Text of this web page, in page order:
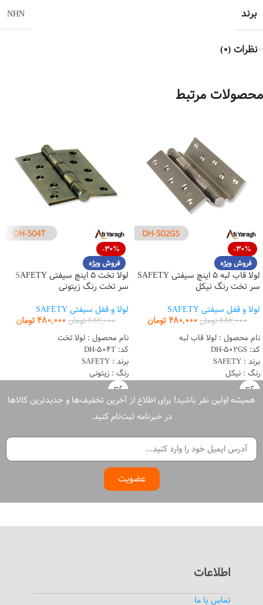
برند
NHN
نظرات (0)
محصولات مرتبط
-30%
فروش ویژه
لولا قاب لبه 5 اینچ سیفتی SAFETY
سر تخت رنگ نیکل
لولا و قفل سیفتی SAFETY
682,000تومان480,000 تومان
نام محصول : لولا قاب لبه
کد: DH-502GS
برند : SAFETY
رنگ : نیکل
ویژگی: بلبرینگ دار
ابعاد : 5 اینچ
ساخت : ایران
-30%
فروش ویژه
لولا تخت 5 اینچ سیفتی SAFETY
سر تخت رنگ زیتونی
لولا و قفل سیفتی SAFETY
682,000تومان480,000 تومان
نام محصول : لولا تخت
کد: DH-504T
برند : SAFETY
رنگ : زیتونی
ویژگی: بلبرینگ دار
ابعاد : 5 اینچ
ساخت : ایران
گارانتی: 10 سال
همیشه اولین نفر باشید! برای اطلاع از آخرین تخفیف‌ها و جدیدترین کالاها
در خبرنامه ثبت‌نام کنید.
عضویت
اطلاعات
تماس با ما